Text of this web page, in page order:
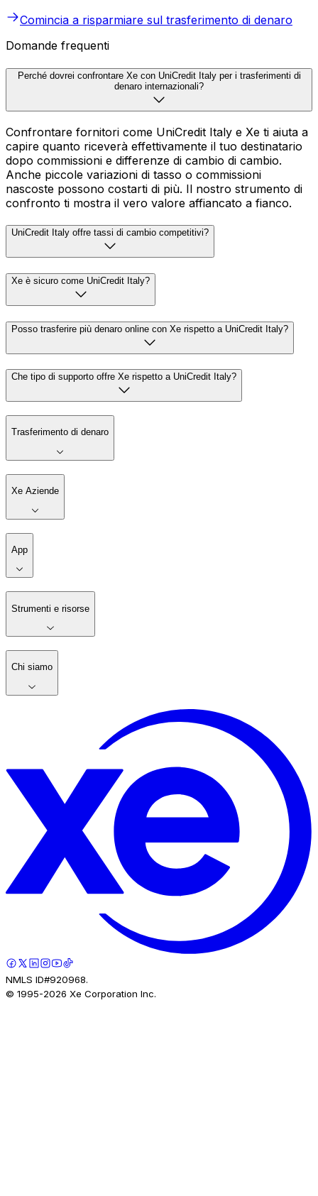
Comincia a risparmiare sul trasferimento di denaro
Domande frequenti
Perché dovrei confrontare Xe con UniCredit Italy per i trasferimenti di
denaro internazionali?
Confrontare fornitori come UniCredit Italy e Xe ti aiuta a
capire quanto riceverà effettivamente il tuo destinatario
dopo commissioni e differenze di cambio di cambio.
Anche piccole variazioni di tasso o commissioni
nascoste possono costarti di più. Il nostro strumento di
confronto ti mostra il vero valore affiancato a fianco.
UniCredit Italy offre tassi di cambio competitivi?
Xe è sicuro come UniCredit Italy?
Posso trasferire più denaro online con Xe rispetto a UniCredit Italy?
Che tipo di supporto offre Xe rispetto a UniCredit Italy?
Trasferimento di denaro
Xe Aziende
App
Strumenti e risorse
Chi siamo
NMLS ID#920968.
© 1995-2026 Xe Corporation Inc.